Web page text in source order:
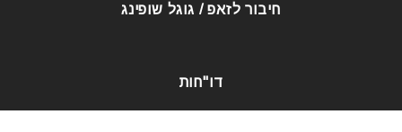
חיבור לזאפ / גוגל שופינג
דו"חות